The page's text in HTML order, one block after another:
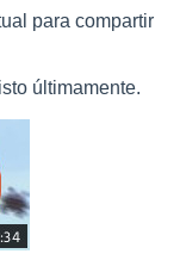
para compartir
últimamente.